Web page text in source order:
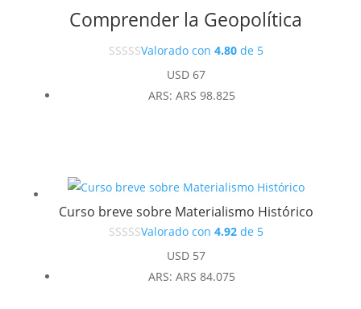
Comprender la Geopolítica
Valorado con 4.80de 5
USD67
ARS: ARS 98.825
Curso breve sobre Materialismo Histórico
Valorado con 4.92de 5
USD57
ARS: ARS 84.075